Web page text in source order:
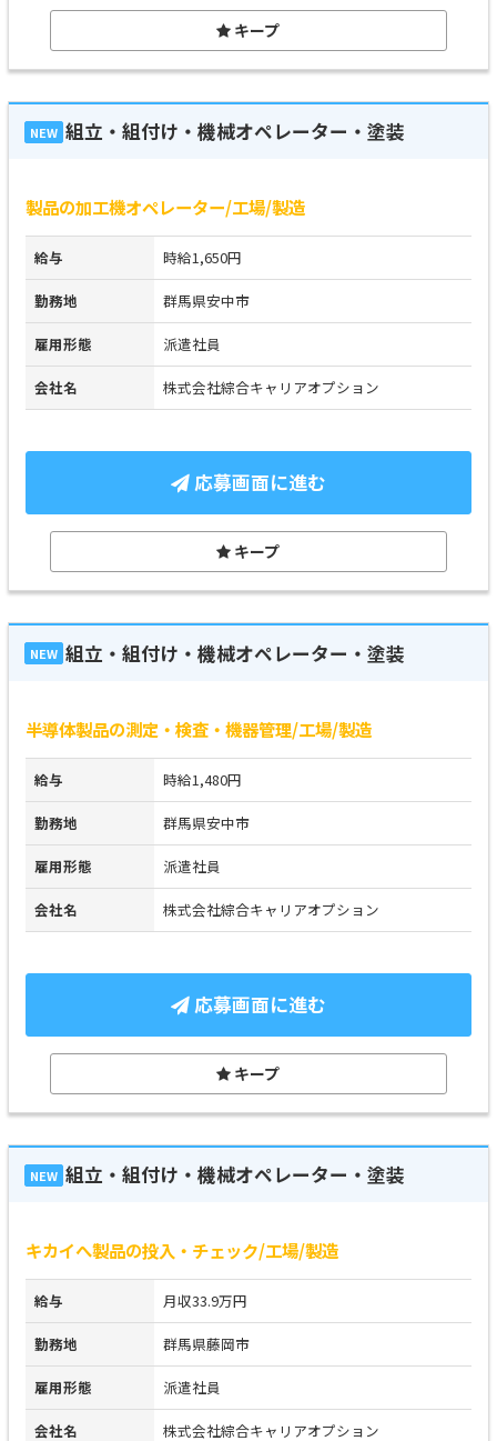
キープ
NEW 組立・組付け・機械オペレーター・塗装
製品の加工機オペレーター/工場/製造
給与 時給1,650円
勤務地 群馬県安中市
雇用形態 派遣社員
会社名 株式会社綜合キャリアオプション
応募画面に進む
キープ
NEW 組立・組付け・機械オペレーター・塗装
半導体製品の測定・検査・機器管理/工場/製造
給与 時給1,480円
勤務地 群馬県安中市
雇用形態 派遣社員
会社名 株式会社綜合キャリアオプション
応募画面に進む
キープ
NEW 組立・組付け・機械オペレーター・塗装
キカイへ製品の投入・チェック/工場/製造
給与 月収33.9万円
勤務地 群馬県藤岡市
雇用形態 派遣社員
会社名 株式会社綜合キャリアオプション